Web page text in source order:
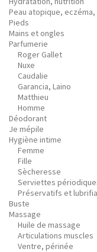
Peau atopique,
Pieds
Mains et ongles
Parfumerie
Roger Gallet
Nuxe
Caudalie
Garancia, Laino
Matthieu
Homme
Déodorant
Je mépile
Hygiène intime
Femme
Fille
Sècheresse
Serviettes
Préservatifs et
Buste
Massage
Huile de massage
Articulations muscles
Ventre, périnée